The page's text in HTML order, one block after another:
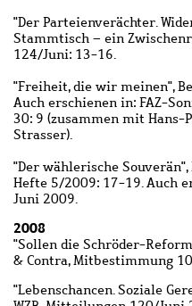
"Der Parteienverächter.
Stammtisch – ein
124/Juni: 13-16.
"Freiheit, die wir meinen",
Auch erschienen in: FAZ-
30: 9 (zusammen mit Hans-
Strasser).
"Der wählerische
Hefte 5/2009: 17-19. Auch
Juni 2009.
2008
"Sollen die Schröder-
& Contra, Mitbestimmung
"Lebenschancen. Soziale